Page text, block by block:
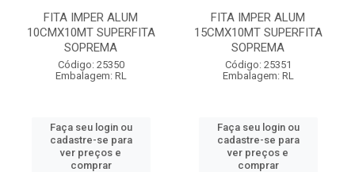
FITA IMPER ALUM
10CMX10MT SUPERFITA
SOPREMA
Código: 25350
Embalagem: RL
Faça seu login ou
cadastre-se para
ver preços e
comprar
FITA IMPER ALUM
15CMX10MT SUPERFITA
SOPREMA
Código: 25351
Embalagem: RL
Faça seu login ou
cadastre-se para
ver preços e
comprar